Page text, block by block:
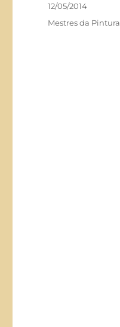
Publicado
em
12/05/2014
Categorias
Mestres da Pintura